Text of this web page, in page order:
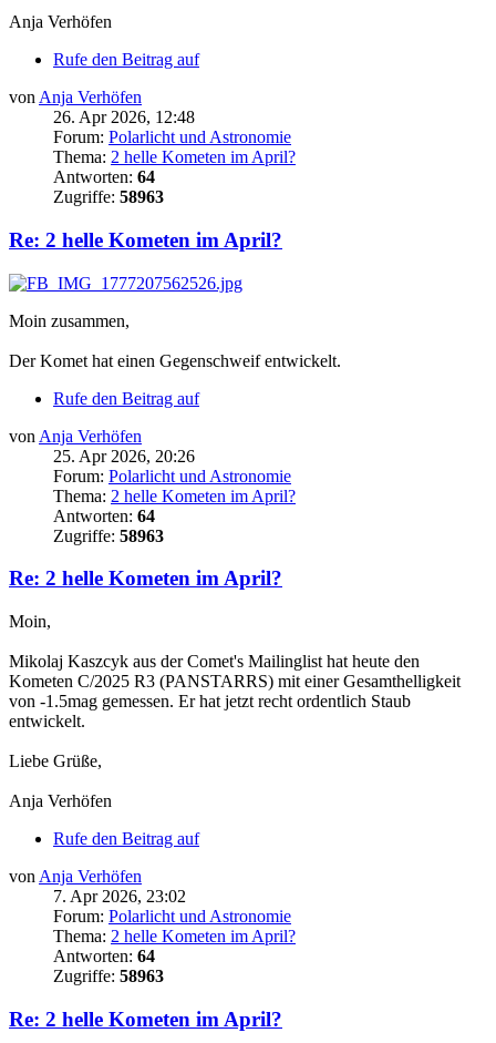
Anja Verhöfen
Rufe den Beitrag auf
von Anja Verhöfen
26. Apr 2026, 12:48
Forum: Polarlicht und Astronomie
Thema: 2 helle Kometen im April?
Antworten: 64
Zugriffe: 58963
Re: 2 helle Kometen im April?
Moin zusammen,
Der Komet hat einen Gegenschweif entwickelt.
Rufe den Beitrag auf
von Anja Verhöfen
25. Apr 2026, 20:26
Forum: Polarlicht und Astronomie
Thema: 2 helle Kometen im April?
Antworten: 64
Zugriffe: 58963
Re: 2 helle Kometen im April?
Moin,
Mikolaj Kaszcyk aus der Comet's Mailinglist hat heute den
Kometen C/2025 R3 (PANSTARRS) mit einer Gesamthelligkeit
von -1.5mag gemessen. Er hat jetzt recht ordentlich Staub
entwickelt.
Liebe Grüße,
Anja Verhöfen
Rufe den Beitrag auf
von Anja Verhöfen
7. Apr 2026, 23:02
Forum: Polarlicht und Astronomie
Thema: 2 helle Kometen im April?
Antworten: 64
Zugriffe: 58963
Re: 2 helle Kometen im April?